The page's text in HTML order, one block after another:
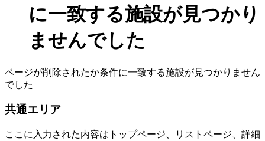
に一致する施設が見つかり
ませんでした
ページが削除されたか条件に一致する施設が見つかりません
でした
共通エリア
ここに入力された内容はトップページ、リストページ、詳細